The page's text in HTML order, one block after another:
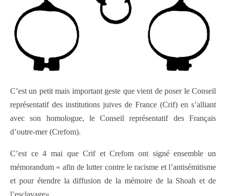
C’est un petit mais important geste que vient de poser le Conseil
représentatif des institutions juives de France (Crif) en s’alliant
avec son homologue, le Conseil représentatif des Français
d’outre-mer (Crefom).
C’est ce 4 mai que Crif et Crefom ont signé ensemble un
mémorandum « afin de lutter contre le racisme et l’antisémitisme
et pour étendre la diffusion de la mémoire de la Shoah et de